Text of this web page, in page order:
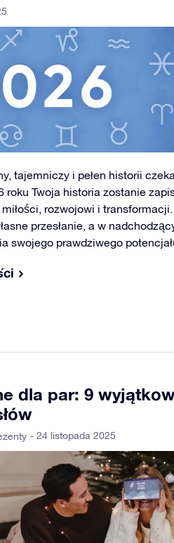
tajemniczy i pełen historii
roku Twoja historia zostanie
rozwojowi i
przesłanie, a w
swojego prawdziwego
dla par: 9
- 24 listopada 2025